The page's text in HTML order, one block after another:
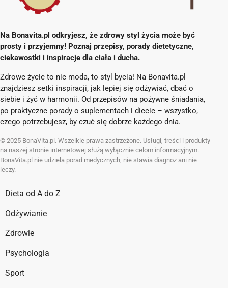
Na Bonavita.pl odkryjesz, że zdrowy styl życia może być
prosty i przyjemny! Poznaj przepisy, porady dietetyczne,
ciekawostki i inspiracje dla ciała i ducha.
Zdrowe życie to nie moda, to styl bycia! Na Bonavita.pl
znajdziesz setki inspiracji, jak lepiej się odżywiać, dbać o
siebie i żyć w harmonii. Od przepisów na pożywne śniadania,
po praktyczne porady o suplementach i diecie – wszystko,
czego potrzebujesz, by czuć się dobrze każdego dnia.
© 2025 BonaVita.pl. Wszelkie prawa zastrzeżone. Usługi, treści i produkty
na naszej stronie internetowej służą wyłącznie celom informacyjnym.
BonaVita.pl nie udziela porad medycznych, nie stawia diagnoz ani nie
leczy.
Dieta od A do Z
Odżywianie
Zdrowie
Psychologia
Sport